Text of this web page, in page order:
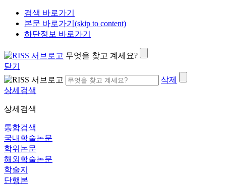
검색 바로가기
본문 바로가기(skip to content)
하단정보 바로가기
무엇을 찾고 계세요?
닫기
삭제
상세검색
상세검색
통합검색
국내학술논문
학위논문
해외학술논문
학술지
단행본